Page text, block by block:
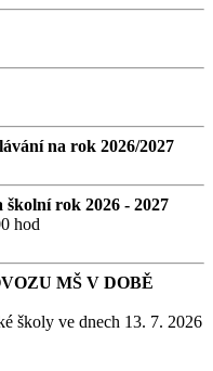
na rok 2026/2027
rok 2026 - 2027
hod
MŠ V DOBĚ
školy ve dnech 13. 7. 2026